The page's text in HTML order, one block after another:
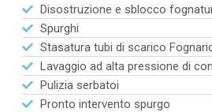
Disostruzione e sblocco
Spurghi
Stasatura tubi di scarico
Lavaggio ad alta pressione di
Pulizia serbatoi
Pronto intervento spurgo